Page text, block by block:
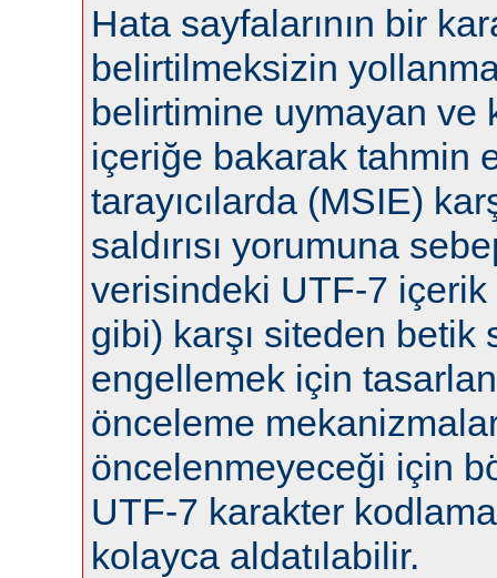
Hata sayfalarının bir
belirtilmeksizin
belirtimine uymayan ve
içeriğe bakarak tahmin
tarayıcılarda (MSIE)
saldırısı yorumuna
verisindeki UTF-7
gibi) karşı siteden betik
engellemek için
önceleme
öncelenmeyeceği için
UTF-7 karakter
kolayca aldatılabilir.